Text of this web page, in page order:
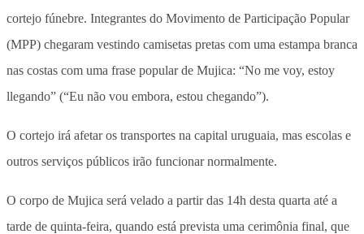
cortejo fúnebre. Integrantes do Movimento de Participação Popular
(MPP) chegaram vestindo camisetas pretas com uma estampa branca
nas costas com uma frase popular de Mujica: “No me voy, estoy
llegando” (“Eu não vou embora, estou chegando”).
O cortejo irá afetar os transportes na capital uruguaia, mas escolas e
outros serviços públicos irão funcionar normalmente.
O corpo de Mujica será velado a partir das 14h desta quarta até a
tarde de quinta-feira, quando está prevista uma cerimônia final, que